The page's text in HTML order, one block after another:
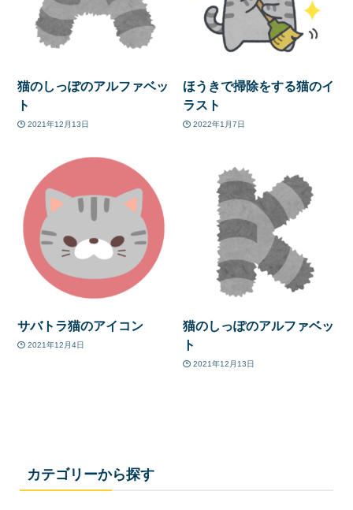
猫のしっぽのアルファベッ
ト
2021年12月13日
ほうきで掃除をする猫のイ
ラスト
2022年1月7日
サバトラ猫のアイコン
2021年12月4日
猫のしっぽのアルファベッ
ト
2021年12月13日
カテゴリーから探す